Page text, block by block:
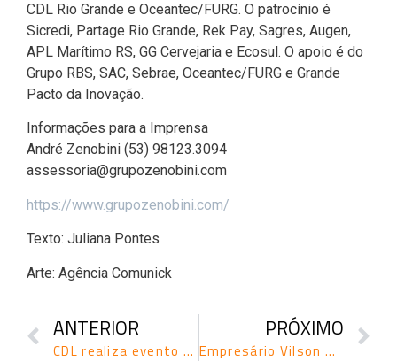
CDL Rio Grande e Oceantec/FURG. O patrocínio é
Sicredi, Partage Rio Grande, Rek Pay, Sagres, Augen,
APL Marítimo RS, GG Cervejaria e Ecosul. O apoio é do
Grupo RBS, SAC, Sebrae, Oceantec/FURG e Grande
Pacto da Inovação.
Informações para a Imprensa
André Zenobini (53) 98123.3094
assessoria@grupozenobini.com
https://www.grupozenobini.com/
Texto: Juliana Pontes
Arte: Agência Comunick
ANTERIOR
CDL realiza evento “A Hora da Virada” com Giane Guerra
PRÓXIMO
Empresário Vilson Noer lidera diálogo sobre futuro do varejo no evento “A Hora da Virada”